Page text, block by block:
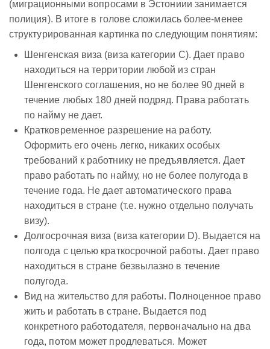
(миграционными вопросами в Эстониии занимается
полиция). В итоге в голове сложилась более-менее
структурированная картинка по следующим понятиям:
Шенгенская виза (виза категории C). Дает право
находиться на территории любой из стран
Шенгенского соглашения, но не более 90 дней в
течение любых 180 дней подряд. Права работать
по найму не дает.
Кратковременное разрешение на работу.
Оформить его очень легко, никаких особых
требований к работнику не предъявляется. Дает
право работать по найму, но не более полугода в
течение года. Не дает автоматического права
находиться в стране (т.е. нужно отдельно получать
визу).
Долгосрочная виза (виза категории D). Выдается на
полгода с целью краткосрочной работы. Дает право
находиться в стране безвылазно в течение
полугода.
Вид на жительство для работы. Полноценное право
жить и работать в стране. Выдается под
конкретного работодателя, первоначально на два
года, потом может продлеваться. Может